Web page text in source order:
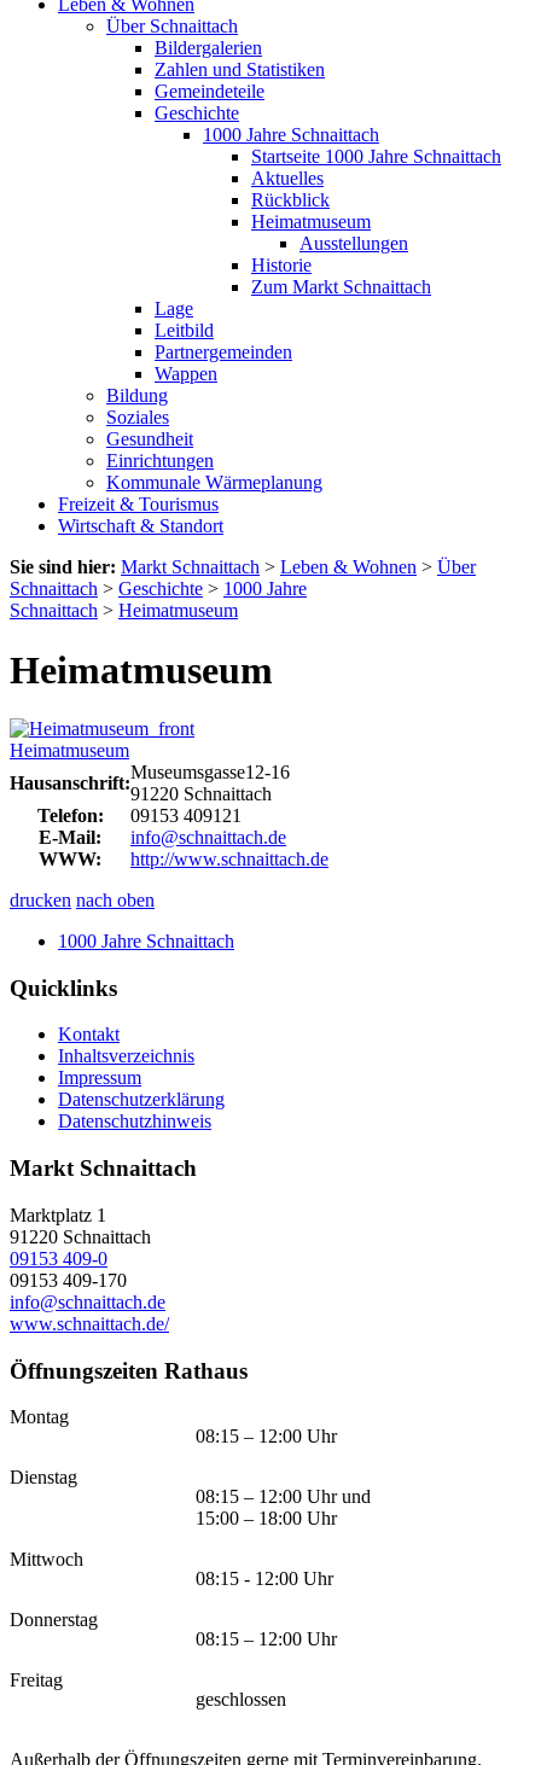
Leben & Wohnen
Über Schnaittach
Bildergalerien
Zahlen und Statistiken
Gemeindeteile
Geschichte
1000 Jahre Schnaittach
Startseite 1000 Jahre Schnaittach
Aktuelles
Rückblick
Heimatmuseum
Ausstellungen
Historie
Zum Markt Schnaittach
Lage
Leitbild
Partnergemeinden
Wappen
Bildung
Soziales
Gesundheit
Einrichtungen
Kommunale Wärmeplanung
Freizeit & Tourismus
Wirtschaft & Standort
Sie sind hier: Markt Schnaittach > Leben & Wohnen > Über
Schnaittach > Geschichte > 1000 Jahre
Schnaittach > Heimatmuseum
Heimatmuseum
Heimatmuseum
Hausanschrift:
Museumsgasse12-16
91220 Schnaittach
Telefon:
09153 409121
E-Mail:
info@schnaittach.de
WWW:
http://www.schnaittach.de
drucken nach oben
1000 Jahre Schnaittach
Quicklinks
Kontakt
Inhaltsverzeichnis
Impressum
Datenschutzerklärung
Datenschutzhinweis
Markt Schnaittach
Marktplatz 1
91220 Schnaittach
09153 409-0
09153 409-170
info@schnaittach.de
www.schnaittach.de/
Öffnungszeiten Rathaus
Montag
08:15 – 12:00 Uhr
Dienstag
08:15 – 12:00 Uhr und
15:00 – 18:00 Uhr
Mittwoch
08:15 - 12:00 Uhr
Donnerstag
08:15 – 12:00 Uhr
Freitag
geschlossen
Außerhalb der Öffnungszeiten gerne mit Terminvereinbarung.